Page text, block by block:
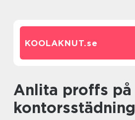
KOOLAKNUT.se
Anlita proffs på
kontorsstädning